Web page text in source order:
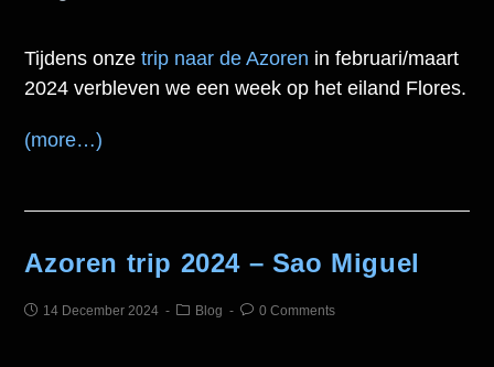
Tijdens onzetrip naar de Azoren in februari/maart
2024 verbleven we een week op het eiland Flores.
(more…)
Azoren trip 2024 – Sao Miguel
14 December 2024 Blog 0 Comments